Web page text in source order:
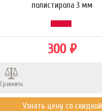
полистирола 3 мм
300 ₽
Сравнить
Узнать цену со скидкой